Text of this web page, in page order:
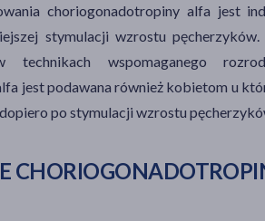
choriogonadotropiny alfa jest
stymulacji wzrostu
technikach wspomaganego
jest podawana również kobietom u
po stymulacji wzrostu